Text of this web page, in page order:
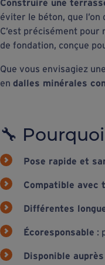
Construire une
éviter le béton, que
C’est précisément
de fondation, conçue
Que vous envisagiez
en dalles minérales
🔧
Pose rapide et
Compatible avec
Différentes
Écoresponsable :
Disponible